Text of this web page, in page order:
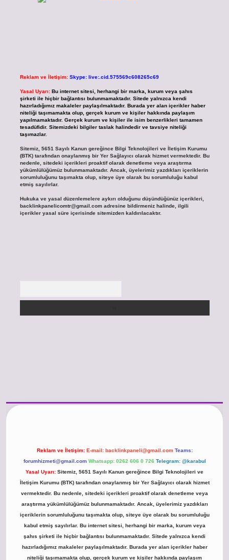
Reklam ve İletişim: Skype: live:.cid.575569c608265c69
Yasal Uyarı: Bu internet sitesi, herhangi bir marka, kurum veya şahıs
şirketi ile hiçbir bağlantısı bulunmamaktadır. Sitede yalnızca kendi
hazırladığımız makaleler paylaşılmaktadır. Burada yer alan içerikler haber
niteliği taşımamakta olup, gerçek kurum ve kişiler hakkında paylaşım
yapılmamaktadır. Gerçek kurum ve kişiler ile isim benzerlikleri tamamen
tesadüfidir. Sitemizdeki bilgiler taslak halindedir ve tavsiye niteliği
taşımazlar.
Sitemiz, 5651 Sayılı Kanun gereğince Bilgi Teknolojileri ve İletişim Kurumu
(BTK) tarafından onaylanmış bir Yer Sağlayıcı olarak hizmet vermektedir. Bu
nedenle, sitedeki içerikleri proaktif olarak denetleme veya araştırma
yükümlülüğümüz bulunmamaktadır. Ancak, üyelerimiz yazdıkları içeriklerin
sorumluluğunu taşımakta olup, siteye üye olarak bu sorumluluğu kabul
etmiş sayılırlar.
Hukuka ve yasal düzenlemelere aykırı olduğunu düşündüğünüz içerikleri,
backlinkpanelicomtr@gmail.comadresine bildirmeniz halinde, ilgili
içerikler yasal süre içerisinde sitemizden kaldırılacaktır.
Reklam ve İletişim: E-mail: backlinkpaneli@gmail.com Teams:
forumhizmeti@gmail.com Whatsapp: 0262 606 0 726 Telegram: @karabul
Yasal Uyarı: Sitemiz, 5651 Sayılı Kanun gereğince Bilgi Teknolojileri ve
İletişim Kurumu (BTK) tarafından onaylanmış bir Yer Sağlayıcı olarak hizmet
vermektedir. Bu nedenle, sitedeki içerikleri proaktif olarak denetleme veya
araştırma yükümlülüğümüz bulunmamaktadır. Ancak, üyelerimiz yazdıkları
içeriklerin sorumluluğunu taşımakta olup, siteye üye olarak bu sorumluluğu
kabul etmiş sayılırlar. Bu internet sitesi, herhangi bir marka, kurum veya
şahıs şirketi ile hiçbir bağlantısı bulunmamaktadır. Sitede yalnızca kendi
hazırladığımız makaleler paylaşılmaktadır. Burada yer alan içerikler haber
niteliği taşımamakta olup, gerçek kurum ve kişiler hakkında paylaşım